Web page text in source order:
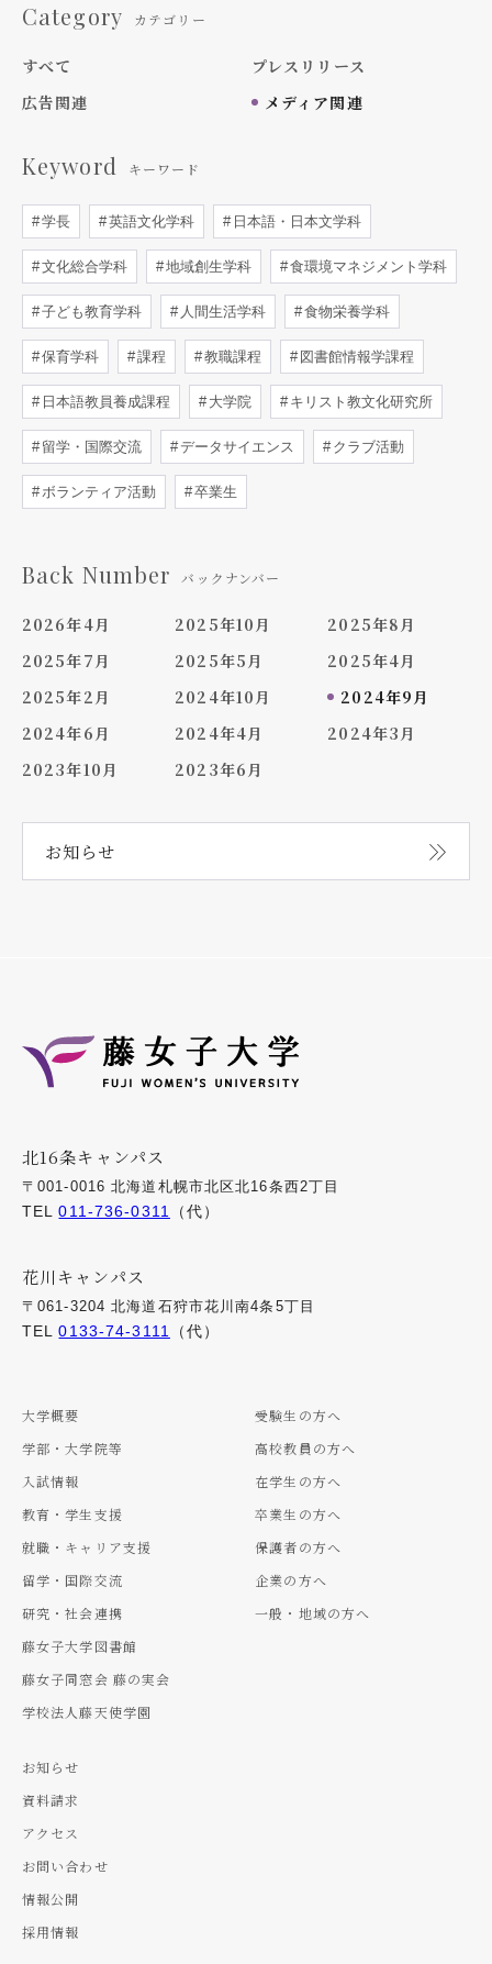
Category カテゴリー
すべて
プレスリリース
広告関連
メディア関連
Keyword キーワード
学長 英語文化学科 日本語・日本文学科
文化総合学科 地域創生学科 食環境マネジメント学科
子ども教育学科 人間生活学科 食物栄養学科
保育学科 課程 教職課程 図書館情報学課程
日本語教員養成課程 大学院 キリスト教文化研究所
留学・国際交流 データサイエンス クラブ活動
ボランティア活動 卒業生
Back Number バックナンバー
2026年4月 2025年10月
2025年8月
2025年7月
2025年5月
2025年4月
2025年2月
2024年10月
2024年9月
2024年6月
2024年4月
2024年3月
2023年10月
2023年6月
お知らせ
北16条キャンパス
〒001-0016 北海道札幌市北区北16条西2丁目
TEL011-736-0311 （代）
花川キャンパス
〒061-3204 北海道石狩市花川南4条5丁目
TEL0133-74-3111 （代）
大学概要
学部・大学院等
入試情報
教育・学生支援
就職・キャリア支援
留学・国際交流
研究・社会連携
藤女子大学図書館
藤女子同窓会 藤の実会
学校法人藤天使学園
受験生の方へ
高校教員の方へ
在学生の方へ
卒業生の方へ
保護者の方へ
企業の方へ
一般・地域の方へ
お知らせ
資料請求
アクセス
お問い合わせ
情報公開
採用情報